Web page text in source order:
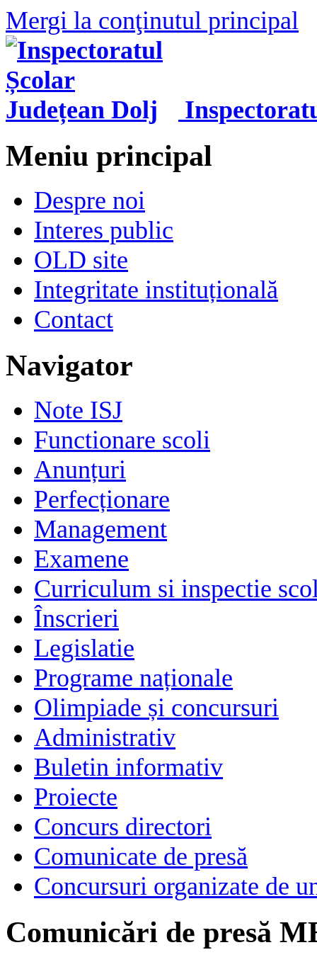
Mergi la conţinutul principal
Meniu principal
Despre noi
Interes public
OLD site
Integritate instituțională
Contact
Navigator
Note ISJ
Functionare scoli
Anunțuri
Perfecționare
Management
Examene
Curriculum si inspectie
Înscrieri
Legislatie
Programe naționale
Olimpiade și concursuri
Administrativ
Buletin informativ
Proiecte
Concurs directori
Comunicate de presă
Concursuri organizate de
Comunicări de presă